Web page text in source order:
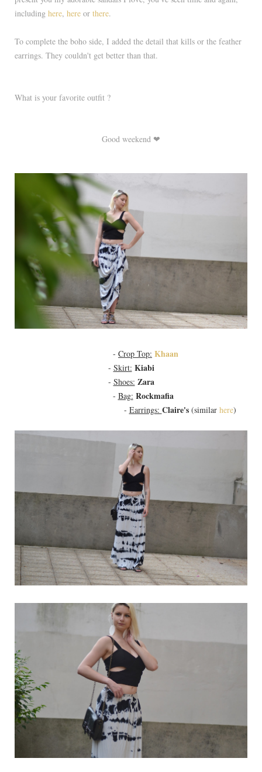
including here, here or there.
To complete the boho side, I added the detail that kills or the feather
earrings. They couldn't get better than that.
What is your favorite outfit ?
Good weekend ❤
- Crop Top: Khaan
- Skirt: Kiabi
- Shoes: Zara
- Bag: Rockmafia
- Earrings: Claire's (similarhere)